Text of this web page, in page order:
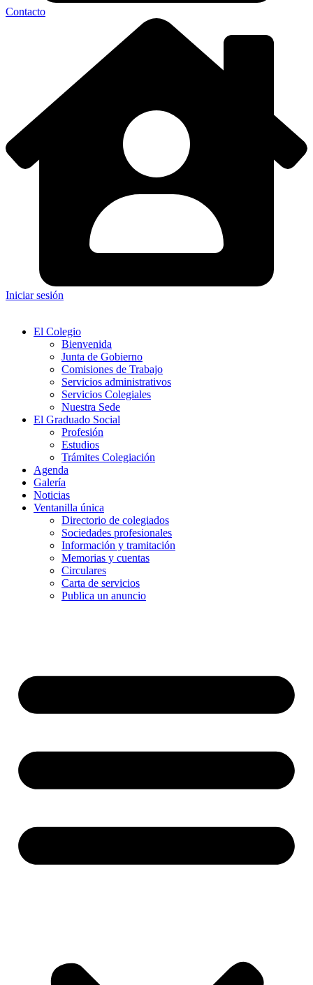
Contacto
Iniciar sesión
El Colegio
Bienvenida
Junta de Gobierno
Comisiones de Trabajo
Servicios administrativos
Servicios Colegiales
Nuestra Sede
El Graduado Social
Profesión
Estudios
Trámites Colegiación
Agenda
Galería
Noticias
Ventanilla única
Directorio de colegiados
Sociedades profesionales
Información y tramitación
Memorias y cuentas
Circulares
Carta de servicios
Publica un anuncio